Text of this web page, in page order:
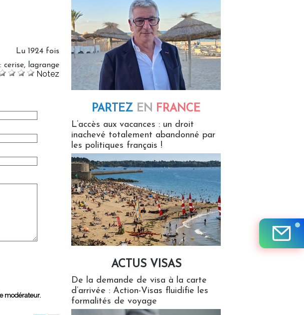
Lu 1924 fois
: cerise, lagrange
Notez
modérateur.
PARTEZ EN FRANCE
L’accès aux vacances : un droit
inachevé totalement abandonné par
les politiques français !
ACTUS VISAS
De la demande de visa à la carte
d’arrivée : Action-Visas fluidifie les
formalités de voyage